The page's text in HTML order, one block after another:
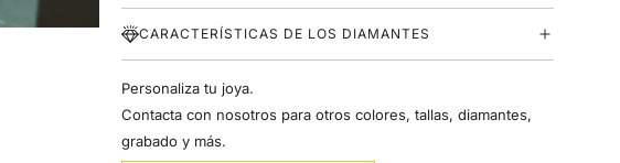
O
CARACTERÍSTICAS DE LOS DIAMANTES
Personaliza tu joya.
Contacta con nosotros para otros colores, tallas, diamantes,
grabado y más.